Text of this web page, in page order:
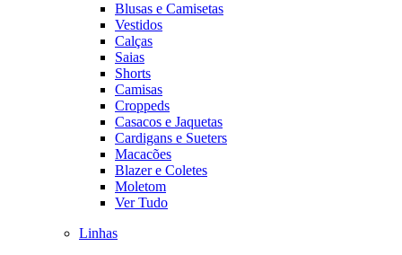
Blusas e Camisetas
Vestidos
Calças
Saias
Shorts
Camisas
Croppeds
Casacos e Jaquetas
Cardigans e Sueters
Macacões
Blazer e Coletes
Moletom
Ver Tudo
Linhas